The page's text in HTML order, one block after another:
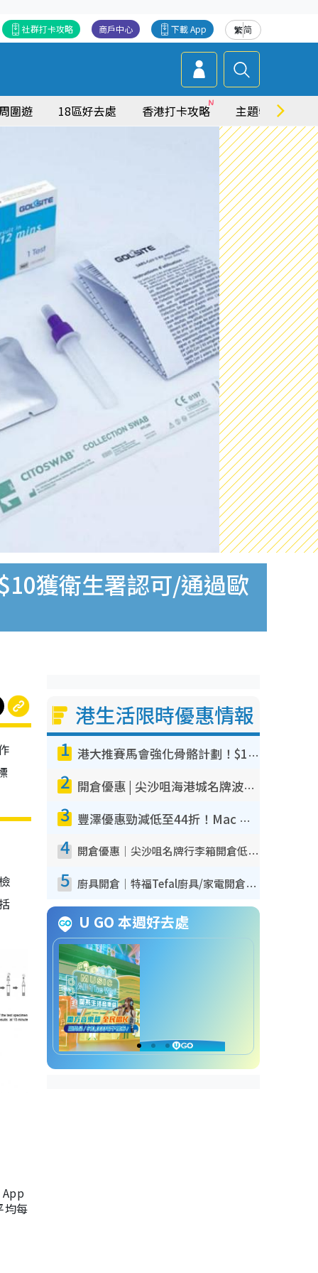
繁简
下載 App
商戶中心
社群打卡攻略
圍遊 18區好去處 香港打卡攻略 主題特集
獲衛生署認可/通過歐
均每
港生活限時優惠情報
1 港大推賽馬會強化骨骼計劃！$100骨質密度X光檢查 完成免費運動訓練送超市禮券！附參加資格
2 開倉優惠 | 尖沙咀海港城名牌波鞋開倉低至1折！On鞋$899起／Joy&Peace鞋履$98起
3 豐澤優惠勁減低至44折！Mac mini/iPhone17Pro大減價！廚房家電$220起
4 開倉優惠｜尖沙咀名牌行李箱開倉低至4折！一連5日 American Tourister/ace./Hallmark $200起！
5 廚具開倉｜特福Tefal廚具/家電開倉低至3折！$220起買平底鍋/炒鑊/湯煲！電飯煲/吸塵機/燙斗$418起
U GO 本週好去處